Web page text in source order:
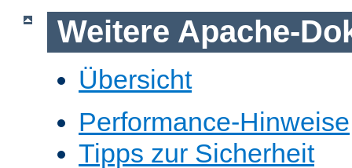
Weitere Apache-
Übersicht
Performance-Hinweise
Tipps zur Sicherheit